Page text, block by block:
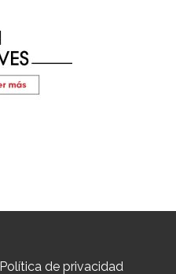
Política de privacidad